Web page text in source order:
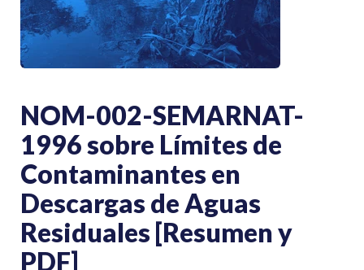
NOM-002-SEMARNAT-
1996 sobre Límites de
Contaminantes en
Descargas de Aguas
Residuales [Resumen y
PDF]